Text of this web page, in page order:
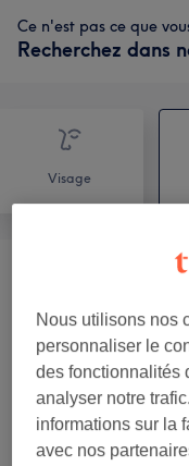
Ce n'est pas ce que
Recherchez dans
Visage
Massages Du Monde
Massage Natalité (1
Minceur (3 )
Nous utilisons nos
personnaliser le
des fonctionnalités
analyser notre
informations sur la
avec nos